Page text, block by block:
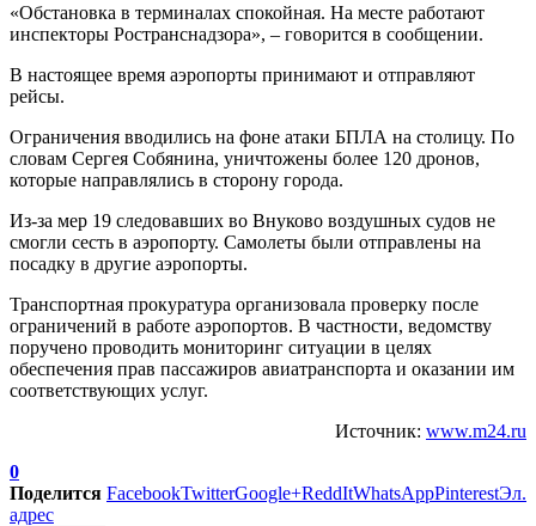
«Обстановка в терминалах спокойная. На месте работают
инспекторы Ространснадзора», – говорится в сообщении.
В настоящее время аэропорты принимают и отправляют
рейсы.
Ограничения вводились на фоне атаки БПЛА на столицу. По
словам Сергея Собянина, уничтожены более 120 дронов,
которые направлялись в сторону города.
Из-за мер 19 следовавших во Внуково воздушных судов не
смогли сесть в аэропорту. Самолеты были отправлены на
посадку в другие аэропорты.
Транспортная прокуратура организовала проверку после
ограничений в работе аэропортов. В частности, ведомству
поручено проводить мониторинг ситуации в целях
обеспечения прав пассажиров авиатранспорта и оказании им
соответствующих услуг.
Источник: www.m24.ru
0
Поделится FacebookTwitterGoogle+ReddItWhatsAppPinterestЭл.
адрес